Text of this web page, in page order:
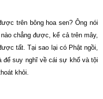
trên bông hoa sen? Ông nói
chẳng được, kể cả trên mây,
tất. Tại sao lại có Phật ngồi,
để suy nghĩ về cái sự khổ và tội
khỏi.